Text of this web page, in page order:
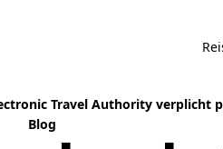
Travel Authority verplicht
Blog